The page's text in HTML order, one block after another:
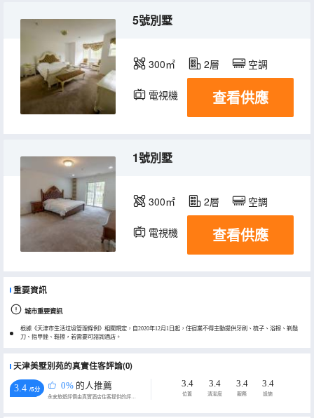
5號別墅
300㎡ 2層 空調
電視機 查看供應
1號別墅
300㎡ 2層 空調
電視機 查看供應
重要資訊
城市重要資訊
根據《天津市生活垃圾管理條例》相關規定，自2020年12月1日起，住宿業不得主動提供牙刷、梳子、浴擦、剃鬚
刀、指甲銼、鞋擦，若需要可諮詢酒店。
天津美墅別苑的真實住客評論(0)
3.4 /5分 0% 的人推薦
永安旅遊評價由真實酒店住客提供的評價。
3.4
位置
3.4
清潔度
3.4
服務
3.4
設施